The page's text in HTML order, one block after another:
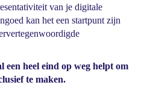
van je digitale
kan het een startpunt zijn
heel eind op weg helpt om
te maken.